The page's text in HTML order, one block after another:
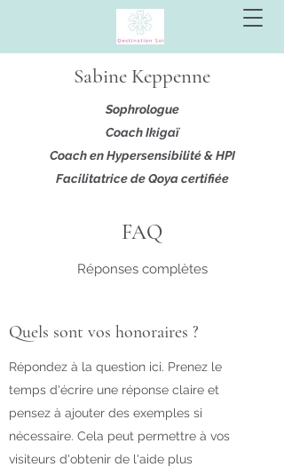
Sabine Keppenne
Sophrologue
Coach Ikigaï
Coach en Hypersensibilité & HPI
Facilitatrice de Qoya certifiée
FAQ
Réponses complètes
Quels sont vos honoraires ?
Répondez à la question ici. Prenez le
temps d'écrire une réponse claire et
pensez à ajouter des exemples si
nécessaire. Cela peut permettre à vos
visiteurs d'obtenir de l'aide plus